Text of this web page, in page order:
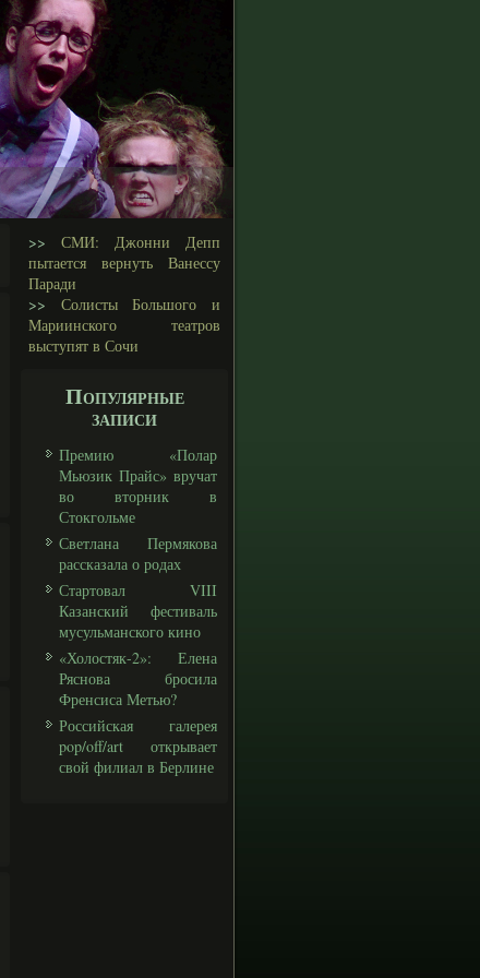
>> СМИ: Джонни Депп
пытается вернуть Ванессу
Паради
>> Солисты Большого и
Мариинского театров
выступят в Сочи
Популярные
записи
Премию «Полар
Мьюзик Прайс» вручат
во вторник в
Стокгольме
Светлана Пермякова
рассказала о родах
Стартовал VIII
Казанский фестиваль
мусульманского кино
«Холостяк-2»: Елена
Ряснова бросила
Френсиса Метью?
Российская галерея
pop/off/art открывает
свой филиал в Берлине